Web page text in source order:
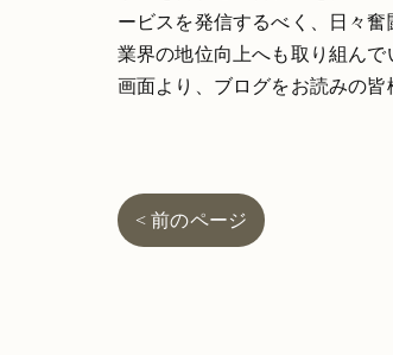
ービスを発信するべく、日々
業界の地位向上へも取り組ん
画面より、ブログをお読みの皆
< 前のページ